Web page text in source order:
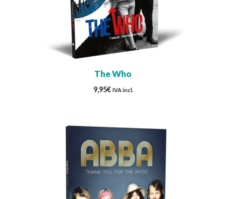
The Who
9,95€ IVA incl.